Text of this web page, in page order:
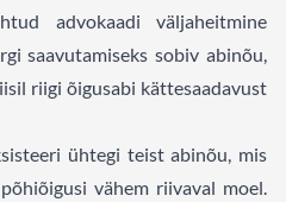
advokaadi väljaheitmine
saavutamiseks sobiv abinõu,
riigi õigusabi kättesaadavust
ühtegi teist abinõu, mis
vähem riivaval moel.